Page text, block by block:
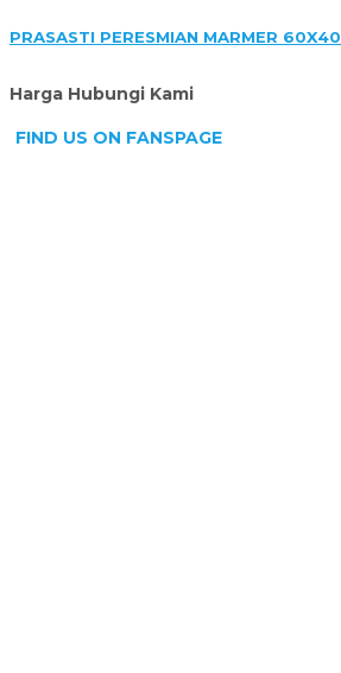
PRASASTI PERESMIAN MARMER 60X40
Harga Hubungi Kami
FIND US ON FANSPAGE